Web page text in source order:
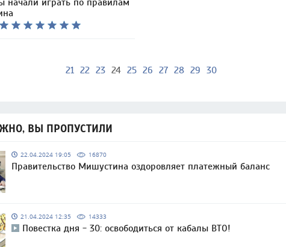
начали играть по правилам
21 22 23 24 25 26 27 28 29 30
ВЫ ПРОПУСТИЛИ
22.04.2024 19:05 16870
Правительство Мишустина оздоровляет платежный баланс
21.04.2024 12:35 14333
Повестка дня - 30: освободиться от кабалы ВТО!